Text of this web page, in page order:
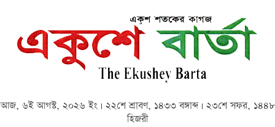
আজ, ৬ই আগস্ট, ২০২৬ ইং | ২২শে শ্রাবণ, ১৪৩৩ বঙ্গাব্দ | ২৩শে সফর, ১৪৪৮
হিজরী